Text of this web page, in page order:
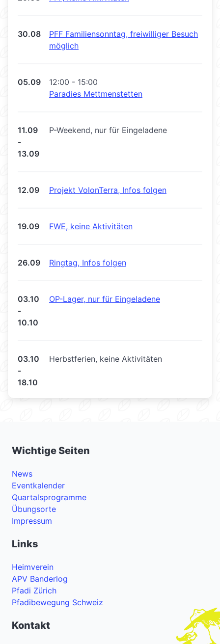
30.08
PFF Familiensonntag, freiwilliger Besuch
möglich
05.09
12:00 - 15:00
Paradies Mettmenstetten
11.09
-
13.09
P-Weekend, nur für Eingeladene
12.09 Projekt VolonTerra, Infos folgen
19.09 FWE, keine Aktivitäten
26.09 Ringtag, Infos folgen
03.10
-
10.10
OP-Lager, nur für Eingeladene
03.10
-
18.10
Herbstferien, keine Aktivitäten
Wichtige Seiten
News
Eventkalender
Quartalsprogramme
Übungsorte
Impressum
Links
Heimverein
APV Banderlog
Pfadi Zürich
Pfadibewegung Schweiz
Kontakt